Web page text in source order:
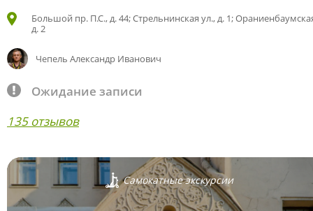
Большой пр. П.С., д. 44; Стрельнинская ул., д. 1;
д. 2
Чепель Александр Иванович
Ожидание записи
135 отзывов
Самокатные экскурсии